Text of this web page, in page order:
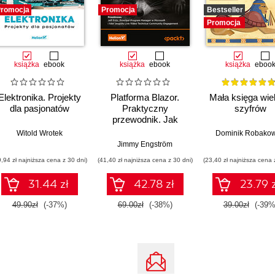
książka ebook
Projekty
dla pasjonatów
Witold Wrotek
zł najniższa cena z 30 dni)
31.44 zł
49.90zł (-37%)
Promocja
książka ebook
Platforma Blazor.
Praktyczny
przewodnik. Jak
aplikacje internetowe
Wydanie II
Jimmy Engström
(41,40 zł najniższa cena z 30 dni)
42.78 zł
69.00zł (-38%)
Bestseller
Promocja
książka ebook
Mała księga
szyfrów
Dominik
(23,40 zł najniższa cena
23.79
39.00zł (-